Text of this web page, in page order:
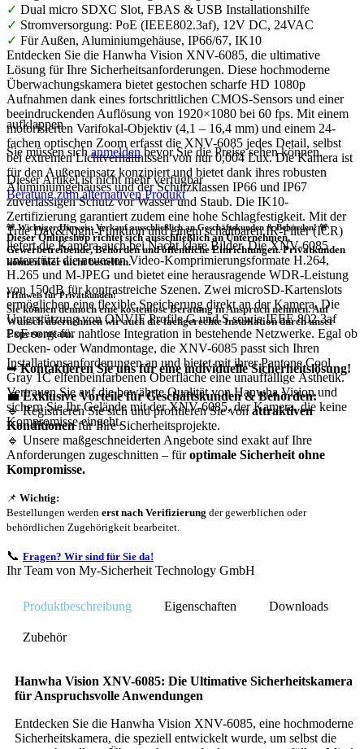
✓ Dual micro SDXC Slot, FBAS & USB Installationshilfe
✓ Stromversorgung: PoE (IEEE802.3af), 12V DC, 24VAC
✓ Für Außen, Aluminiumgehäuse, IP66/67, IK10
Entdecken Sie die Hanwha Vision XNV-6085, die ultimative
Lösung für Ihre Sicherheitsanforderungen. Diese hochmoderne
Überwachungskamera bietet gestochen scharfe HD 1080p
Aufnahmen dank eines fortschrittlichen CMOS-Sensors und einer
beeindruckenden Auflösung von 1920×1080 bei 60 fps. Mit einem
motorisierten Varifokal-Objektiv (4,1 – 16,4 mm) und einem 24-
fachen optischen Zoom erfasst die XNV-6085 jedes Detail, selbst
bei extremen Lichtverhältnissen von nur 0,004 Lux. Die Kamera ist
für den Außeneinsatz konzipiert und bietet dank ihres robusten
Aluminiumgehäuses und der Schutzklassen IP66 und IP67
zuverlässigen Schutz vor Wasser und Staub. Die IK10-
Zertifizierung garantiert zudem eine hohe Schlagfestigkeit. Mit der
True Day&Night-Funktion und einem schaltbaren IR-Filter (ICR)
liefert die Kamera auch bei Nacht klare Bilder. Die XNV-6085
unterstützt die neuesten Video-Komprimierungsformate H.264,
H.265 und M-JPEG und bietet eine herausragende WDR-Leistung
von 150dB für kontrastreiche Szenen. Zwei microSD-Kartenslots
ermöglichen eine flexible Speicherung direkt an der Kamera. Die
Unterstützung von ONVIF Profile G und S sowie IEEE 802.3af
PoE sorgt für nahtlose Integration in bestehende Netzwerke. Egal ob
Decken- oder Wandmontage, die XNV-6085 passt sich Ihren
Installationsanforderungen an und bietet mit ihrer Pantone Cool
Gray 1C elfenbeinfarbenen Oberfläche eine unauffällige Ästhetik.
Vertrauen Sie auf die bewährte Qualität von Hanwha Vision und
sichern Sie Ihr Gelände mit der XNV-6085, der Kamera, die keine
Kompromisse eingeht.
aufklappen
Sie müssen sichanmeldenbevor Sie die Preise sehen können.
Dieser Artikel ist nicht mehr verfügbar
Beratung zum alternativen Produkt
🚨 Wichtiger Hinweis: Verkauf ausschließlich an Geschäftskunden & Behörden! 🚨
Dieser Onlineshop richtet sichausschließlichan Unternehmen,
Gewerbetreibende, Behörden und öffentliche Einrichtungen.Privatkunden
können hier nicht bestellen.
❗Hinweis für Privatkunden:
Sie können dennoch einekostenlose Beratungin Anspruch nehmen. Auf
Wunsch übernehmen wir auch diefachgerechte Installationdurch unser
Expertenteam.
➡Kontaktieren Sie uns für eine individuelle Sicherheitslösung!
💼Exklusive Vorteile für Geschäftskunden & Behörden:
🔹 Registrieren Sie sich und profitieren Sie vonattraktiven
Konditionenfür Ihre Sicherheitsprojekte.
🔹 Unsere maßgeschneiderten Angebote sind exakt auf Ihre
Anforderungen zugeschnitten – füroptimale Sicherheit ohne
Kompromisse.
📌 Wichtig:
Bestellungen werden erst nach Verifizierung der gewerblichen oder
behördlichen Zugehörigkeit bearbeitet.
📞 Fragen? Wir sind für Sie da!
Ihr Team von My-Sicherheit Technology GmbH
Produktbeschreibung Eigenschaften Downloads
Zubehör
Hanwha Vision XNV-6085: Die Ultimative Sicherheitskamera
für Anspruchsvolle Anwendungen
Entdecken Sie die Hanwha Vision XNV-6085, eine hochmoderne
Sicherheitskamera, die speziell entwickelt wurde, um selbst die